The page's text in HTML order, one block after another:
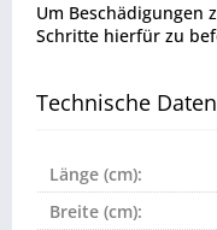
Um Beschädigungen
Schritte hierfür zu
Technische Daten
Länge (cm):
Breite (cm):